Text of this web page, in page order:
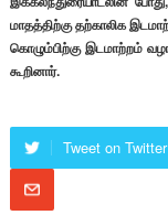
மாதத்திற்கு தற்காலிக
கொழும்பிற்கு இடமாற்றம்
கூறினார்.
Tweet on Twitter